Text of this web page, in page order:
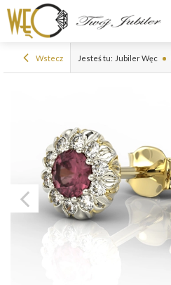
Wstecz Jesteś tu: Jubiler Węc